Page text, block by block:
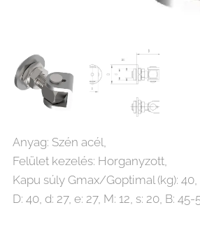
Anyag: Szén acél,
Felület kezelés: Horganyzott,
Kapu súly Gmax/Goptimal (kg): 40,
D: 40, d: 27, e: 27, M: 12, s: 20, B: 45-